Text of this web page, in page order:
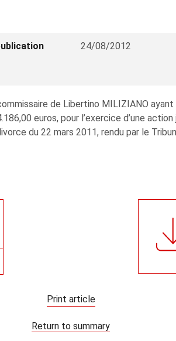
24/08/2012
de Libertino MILIZIANO
euros, pour l’exercice d’une
du 22 mars 2011, rendu par le
Print article
Return to summary